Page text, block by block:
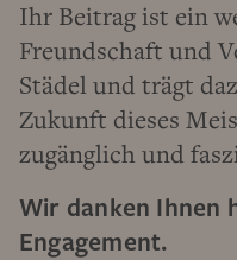
Ihr Beitrag ist ein
Freundschaft und
Städel und trägt
Zukunft dieses
zugänglich und
Wir danken Ihnen
Engagement.